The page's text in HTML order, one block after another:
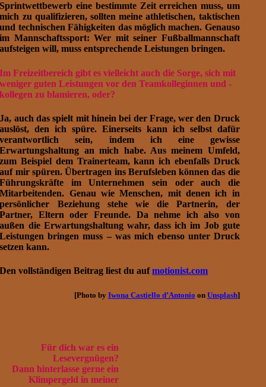
Sprintwettbewerb eine bestimmte Zeit erreichen muss, um
mich zu qualifizieren, sollten meine athletischen, taktischen
und technischen Fähigkeiten das möglich machen. Genauso
im Mannschaftssport: Wer mit seiner Fußballmannschaft
aufsteigen will, muss entsprechende Leistungen bringen.
Im Freizeitbereich gibt es vielleicht auch die Sorge, sich mit
weniger guten Leistungen vor den Teamkolleginnen und -
kollegen zu blamieren, oder?
Ja, auch das spielt mit hinein bei der Frage, wer den Druck
auslöst, den ich spüre. Einerseits kann ich selbst dafür
verantwortlich sein, indem ich eine gewisse
Erwartungshaltung an mich habe. Aus meinem Umfeld,
zum Beispiel dem Trainerteam, kann ich ebenfalls Druck
auf mir spüren. Übertragen ins Berufsleben können das die
Führungskräfte im Unternehmen sein oder auch die
Mitarbeitenden. Genau wie Menschen, mit denen ich in
persönlicher Beziehung stehe wie die Partnerin, der
Partner, Eltern oder Freunde. Da nehme ich also von
außen die Erwartungshaltung wahr, dass ich im Job gute
Leistungen bringen muss – was mich ebenso unter Druck
setzen kann.
Den vollständigen Beitrag liest du aufmotionist.com
[Photo by Iwona Castiello d’Antonio on Unsplash]
Für dich war es ein
Lesevergnügen?
Dann hinterlasse gerne ein
Klimpergeld in meiner